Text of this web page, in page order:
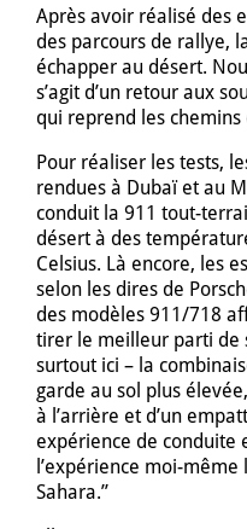
Après avoir réalisé des
des parcours de rallye,
échapper au désert.
s’agit d’un retour aux
qui reprend les chemins
Pour réaliser les tests,
rendues à Dubaï et au
conduit la 911 tout-
désert à des
Celsius. Là encore, les
selon les dires de
des modèles 911/718
tirer le meilleur parti de
surtout ici – la
garde au sol plus
à l’arrière et d’un
expérience de conduite
l’expérience moi-même
Sahara.”